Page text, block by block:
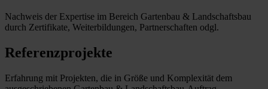
Nachweis der Expertise im Bereich Gartenbau & Landschaftsbau
durch Zertifikate, Weiterbildungen, Partnerschaften odgl.
Referenzprojekte
Erfahrung mit Projekten, die in Größe und Komplexität dem